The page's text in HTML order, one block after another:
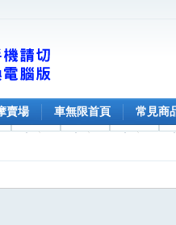
賣場 車無限首頁 常見商